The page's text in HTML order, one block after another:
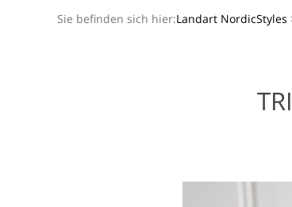
Sie befinden sich hier:Landart NordicStyles